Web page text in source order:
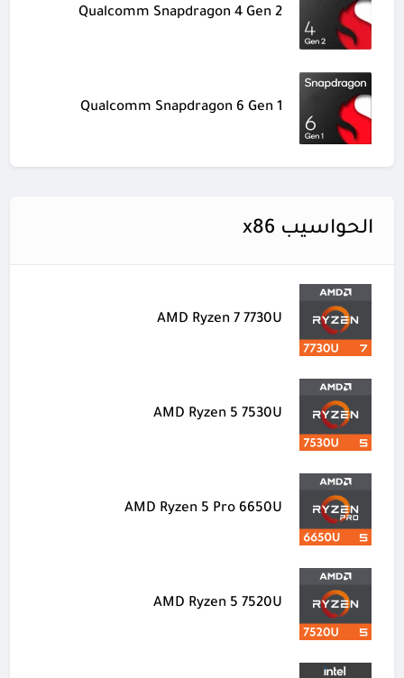
Qualcomm Snapdragon 4 Gen 2
Qualcomm Snapdragon 6 Gen 1
الحواسيب x86
AMD Ryzen 7 7730U
AMD Ryzen 5 7530U
AMD Ryzen 5 Pro 6650U
AMD Ryzen 5 7520U